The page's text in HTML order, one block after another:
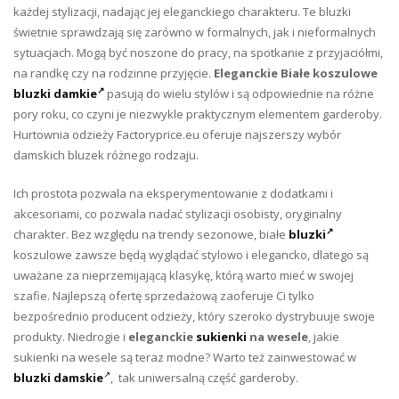
każdej stylizacji, nadając jej eleganckiego charakteru. Te bluzki
świetnie sprawdzają się zarówno w formalnych, jak i nieformalnych
sytuacjach. Mogą być noszone do pracy, na spotkanie z przyjaciółmi,
na randkę czy na rodzinne przyjęcie. Eleganckie Białe koszulowe
bluzki damkie
pasują do wielu stylów i są odpowiednie na różne
pory roku, co czyni je niezwykle praktycznym elementem garderoby.
Hurtownia odzieży Factoryprice.eu oferuje najszerszy wybór
damskich bluzek różnego rodzaju.
Ich prostota pozwala na eksperymentowanie z dodatkami i
akcesoriami, co pozwala nadać stylizacji osobisty, oryginalny
charakter. Bez względu na trendy sezonowe, białe bluzki
koszulowe zawsze będą wyglądać stylowo i elegancko, dlatego są
uważane za nieprzemijającą klasykę, którą warto mieć w swojej
szafie. Najlepszą ofertę sprzedażową zaoferuje Ci tylko
bezpośrednio producent odzieży, który szeroko dystrybuuje swoje
produkty. Niedrogie i eleganckie sukienki na wesele , jakie
sukienki na wesele są teraz modne? Warto też zainwestować w
bluzki damskie
, tak uniwersalną część garderoby.